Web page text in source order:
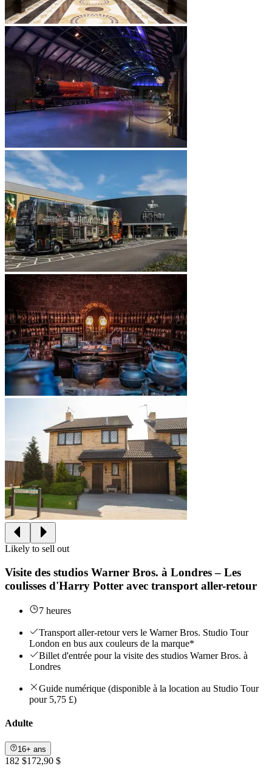
Likely to sell out
Visite des studios Warner Bros. à Londres – Les
coulisses d'Harry Potter avec transport aller-retour
7 heures
Transport aller-retour vers le Warner Bros. Studio Tour
London en bus aux couleurs de la marque*
Billet d'entrée pour la visite des studios Warner Bros. à
Londres
Guide numérique (disponible à la location au Studio Tour
pour 5,75 £)
Adulte
16+ ans
182 $172,90 $